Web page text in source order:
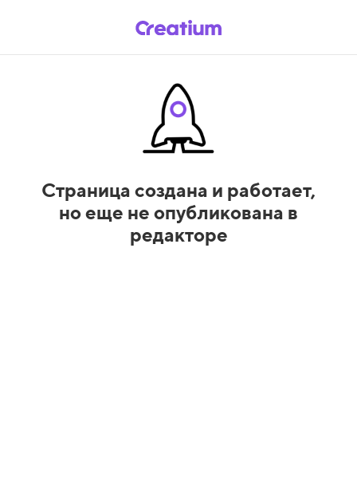
Страница создана и работает,
но еще не опубликована в
редакторе